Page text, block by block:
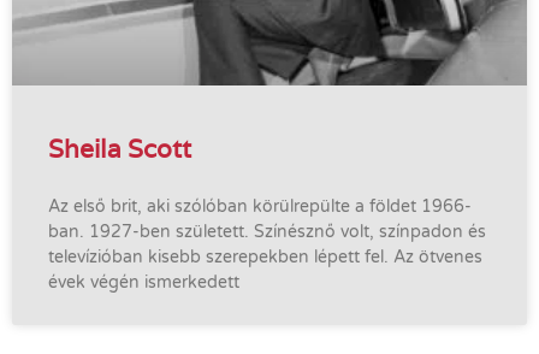
Sheila Scott
Az első brit, aki szólóban körülrepülte a földet 1966-
ban. 1927-ben született. Színésznő volt, színpadon és
televízióban kisebb szerepekben lépett fel. Az ötvenes
évek végén ismerkedett